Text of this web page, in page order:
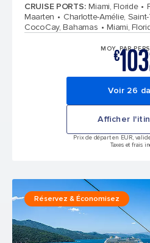
CRUISE PORTS: Miami, Floride
Maarten
Charlotte-Amélie,
CocoCay, Bahamas
Miami,
MOY. PAR
€
Voir 26
Afficher
Prix de départ en EUR,
Taxes et frais
Réservez & Économisez